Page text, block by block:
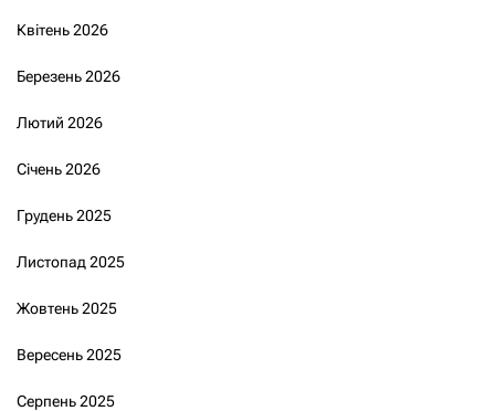
Квітень 2026
Березень 2026
Лютий 2026
Січень 2026
Грудень 2025
Листопад 2025
Жовтень 2025
Вересень 2025
Серпень 2025